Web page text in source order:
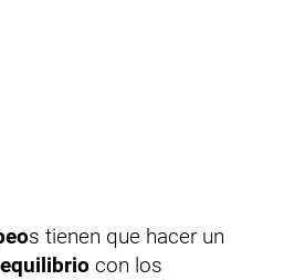
s tienen que hacer un
equilibrio con los